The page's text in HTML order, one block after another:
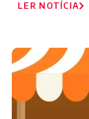
LER NOTÍCIA